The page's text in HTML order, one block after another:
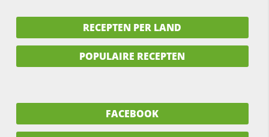
RECEPTEN PER LAND
POPULAIRE RECEPTEN
FACEBOOK